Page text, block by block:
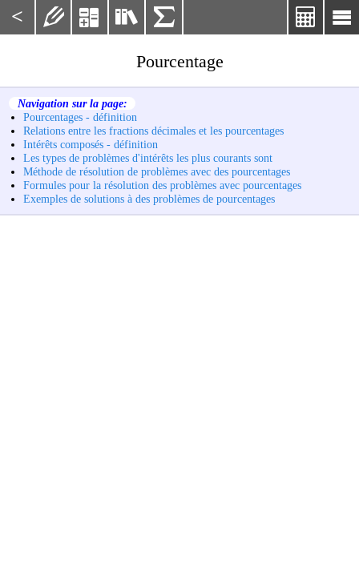
< 

   
Pourcentage
Navigation sur la page:
Pourcentages - définition
Relations entre les fractions décimales et les pourcentages
Intérêts composés - définition
Les types de problèmes d'intérêts les plus courants sont
Méthode de résolution de problèmes avec des pourcentages
Formules pour la résolution des problèmes avec pourcentages
Exemples de solutions à des problèmes de pourcentages